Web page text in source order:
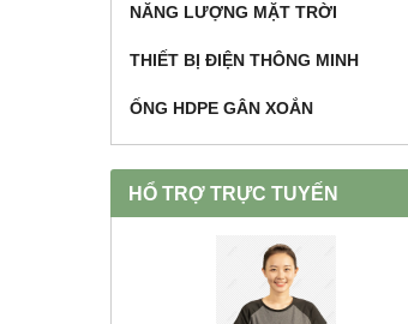
NĂNG LƯỢNG MẶT TRỜI
THIẾT BỊ ĐIỆN THÔNG MINH
ỐNG HDPE GÂN XOẮN
HỔ TRỢ TRỰC TUYẾN